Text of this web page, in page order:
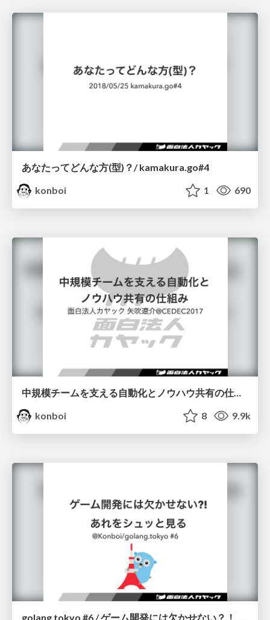
あなたってどんな方(型)？/ kamakura.go#4
konboi
1 690
中規模チームを支える自動化とノウハウ共有の仕組み/CEDEC2017
konboi
8 9.9k